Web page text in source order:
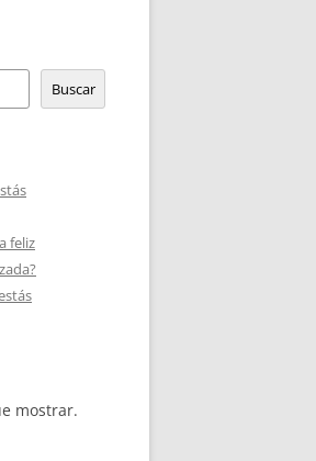
Buscar
feliz
mostrar.